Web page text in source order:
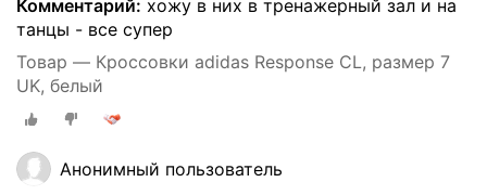
Комментарий: хожу в них в тренажерный зал и на
танцы - все супер
Товар — Кроссовки adidas Response CL, размер 7
UK, белый
Анонимный пользователь